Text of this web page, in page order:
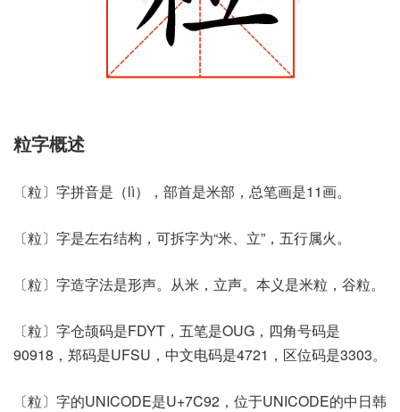
粒字概述
〔粒〕字拼音是（lì），部首是米部，总笔画是11画。
〔粒〕字是左右结构，可拆字为“米、立”，五行属火。
〔粒〕字造字法是形声。从米，立声。本义是米粒，谷粒。
〔粒〕字仓颉码是FDYT，五笔是OUG，四角号码是
90918，郑码是UFSU，中文电码是4721，区位码是3303。
〔粒〕字的UNICODE是U+7C92，位于UNICODE的中日韩